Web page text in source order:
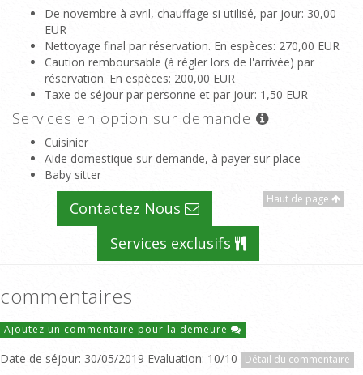
De novembre à avril, chauffage si utilisé, par jour: 30,00
EUR
Nettoyage final par réservation. En espèces: 270,00 EUR
Caution remboursable (à régler lors de l'arrivée) par
réservation. En espèces: 200,00 EUR
Taxe de séjour par personne et par jour: 1,50 EUR
Services en option sur demande
Cuisinier
Aide domestique sur demande, à payer sur place
Baby sitter
Haut de page
Contactez Nous
Services exclusifs
commentaires
Ajoutez un commentaire pour la demeure
Date de séjour: 30/05/2019 Evaluation: 10/10 Détail du commentaire